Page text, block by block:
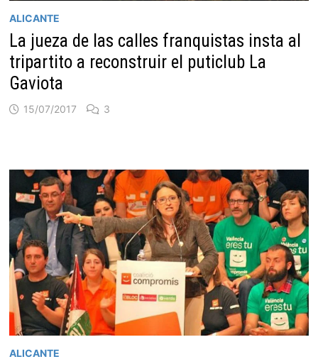
ALICANTE
La jueza de las calles franquistas insta al
tripartito a reconstruir el puticlub La
Gaviota
15/07/2017 3
ALICANTE